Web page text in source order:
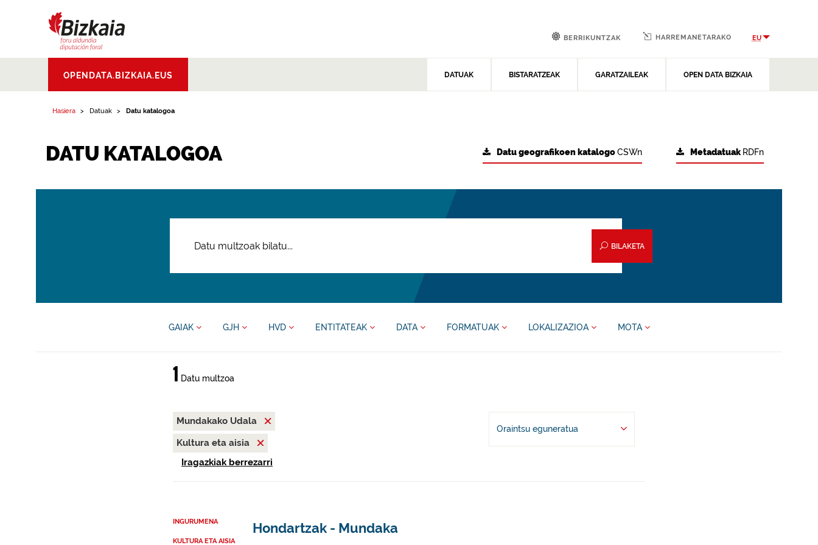
Aldundia.Diputacion
Foral de Bizkaia
OPENDATA.BIZKAIA.EUS DATUAK BISTARATZEAK GARATZAILEAK OPEN DATA BIZKAIA
BERRIKUNTZAK HARREMANETARAKO EU
Hasiera Datuak Datu katalogoa
DATU KATALOGOA Metadatuak RDFn
Datu geografikoen katalogoCSWn
BILAKETA
GAIAK GJH HVD ENTITATEAK DATA FORMATUAK LOKALIZAZIOA MOTA
1 Datu multzoa
Mundakako Udala
Kultura eta aisia
Iragazkiak berrezarri
Oraintsu eguneratua
INGURUMENA
KULTURA ETA AISIA
Hondartzak - Mundaka